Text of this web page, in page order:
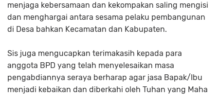
menjaga kebersamaan dan kekompakan saling mengisi
dan menghargai antara sesama pelaku pembangunan
di Desa bahkan Kecamatan dan Kabupaten.
Sis juga mengucapkan terimakasih kepada para
anggota BPD yang telah menyelesaikan masa
pengabdiannya seraya berharap agar jasa Bapak/Ibu
menjadi kebaikan dan diberkahi oleh Tuhan yang Maha